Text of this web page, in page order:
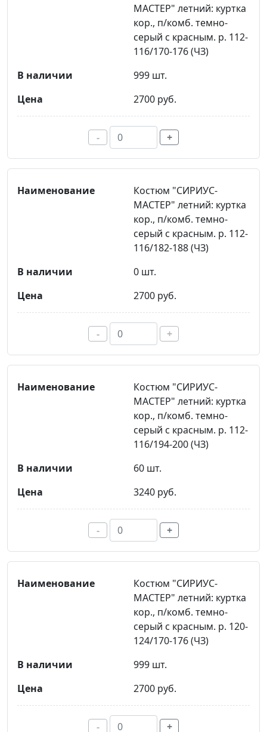
МАСТЕР" летний: куртка
кор., п/комб. темно-
серый с красным. р. 112-
116/170-176 (ЧЗ)
999 шт.
2700 руб.
- +
Костюм "СИРИУС-
МАСТЕР" летний: куртка
кор., п/комб. темно-
серый с красным. р. 112-
116/182-188 (ЧЗ)
0 шт.
2700 руб.
- +
Костюм "СИРИУС-
МАСТЕР" летний: куртка
кор., п/комб. темно-
серый с красным. р. 112-
116/194-200 (ЧЗ)
60 шт.
3240 руб.
- +
Костюм "СИРИУС-
МАСТЕР" летний: куртка
кор., п/комб. темно-
серый с красным. р. 120-
124/170-176 (ЧЗ)
999 шт.
2700 руб.
- +